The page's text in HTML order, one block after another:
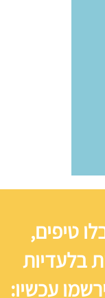
טיפים,
בלעדיות
עכשיו: